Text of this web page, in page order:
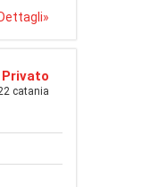
Dettagli»
catania